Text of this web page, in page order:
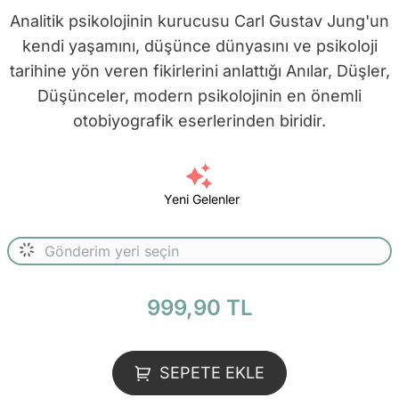
Analitik psikolojinin kurucusu Carl Gustav Jung'un
kendi yaşamını, düşünce dünyasını ve psikoloji
tarihine yön veren fikirlerini anlattığı Anılar, Düşler,
Düşünceler, modern psikolojinin en önemli
otobiyografik eserlerinden biridir.
Yeni Gelenler
999,90 TL
SEPETE EKLE